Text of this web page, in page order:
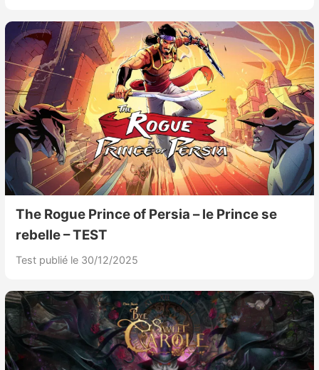
The Rogue Prince of Persia – le Prince se
rebelle – TEST
Test publié le 30/12/2025